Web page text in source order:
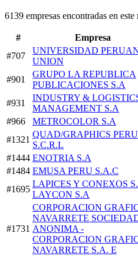
6139 empresas encontradas en este
# Empresa
#707
UNIVERSIDAD
UNION
#901
GRUPO LA REPUBLICA
PUBLICACIONES S.A
#931
INDUSTRY &
MANAGEMENT S.A
#966
METROCOLOR S.A
#1321
QUAD/GRAPHICS PERU
S.C.R.L
#1444 ENOTRIA S.A
#1484 EMUSA PERU S.A.C
#1695
LAPICES Y CONEXOS
LAYCON S.A
#1731
CORPORACION
NAVARRETE
ANONIMA -
CORPORACION
NAVARRETE S.A. E